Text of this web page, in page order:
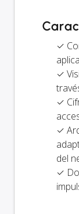
✓
✓
✓
✓
del
✓